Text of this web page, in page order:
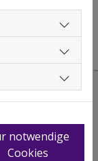
einer
notwendige
Cookies